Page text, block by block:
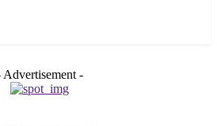
Advertisement -